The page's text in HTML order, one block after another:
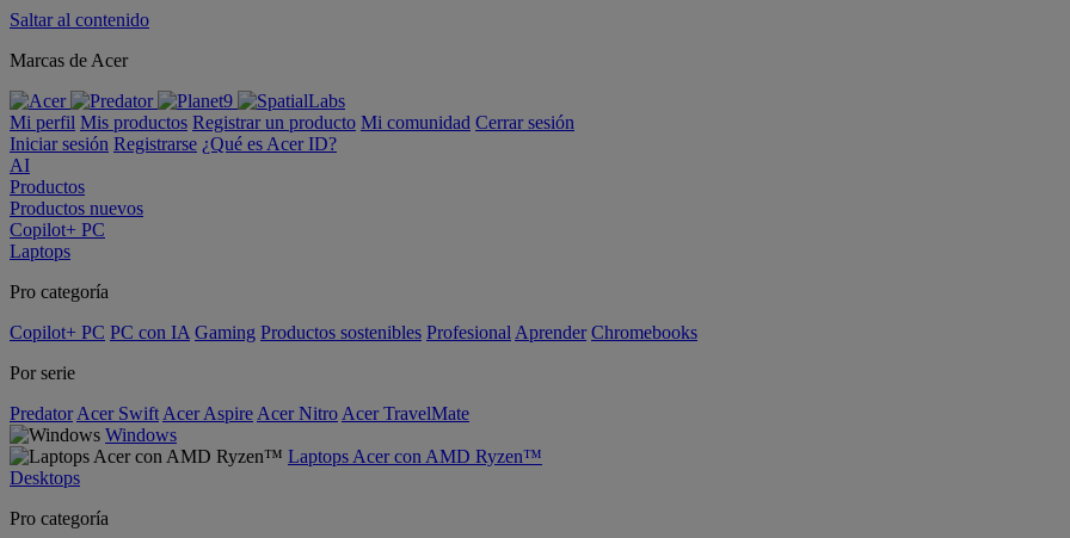
Saltar al contenido
Marcas de Acer
Mi perfil Mis productos Registrar un producto Mi comunidad Cerrar sesión
Iniciar sesión Registrarse ¿Qué es Acer ID?
AI
Productos
Productos nuevos
Copilot+ PC
Laptops
Pro categoría
Copilot+ PC PC con IA Gaming Productos sostenibles Profesional Aprender Chromebooks
Por serie
Predator Acer Swift Acer Aspire Acer Nitro Acer TravelMate
Windows
Laptops Acer con AMD Ryzen™
Desktops
Pro categoría